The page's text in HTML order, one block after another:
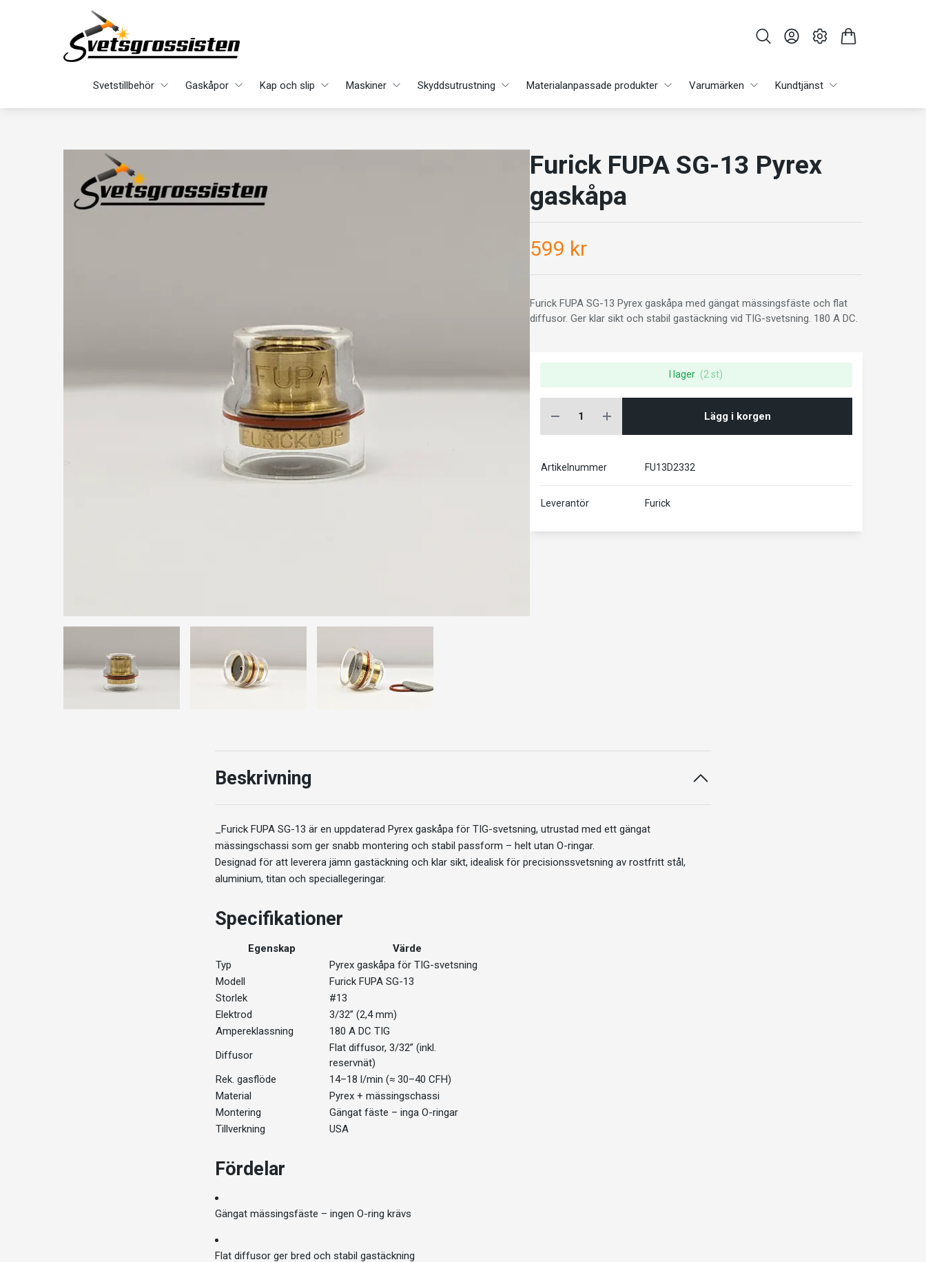
Svetstillbehör Gaskåpor Kap och slip Maskiner Skyddsutrustning Materialanpassade produkter Varumärken Kundtjänst
Furick FUPA SG-13 Pyrex
gaskåpa
599 kr
Furick FUPA SG-13 Pyrex gaskåpa med gängat mässingsfäste och flat
diffusor. Ger klar sikt och stabil gastäckning vid TIG-svetsning. 180 A DC.
I lager (2 st)
Lägg i korgen
Artikelnummer FU13D2332
Leverantör Furick
Beskrivning
_Furick FUPA SG-13 är en uppdaterad Pyrex gaskåpa för TIG-svetsning, utrustad med ett gängat
mässingschassi som ger snabb montering och stabil passform – helt utan O-ringar.
Designad för att leverera jämn gastäckning och klar sikt, idealisk för precisionssvetsning av rostfritt stål,
aluminium, titan och speciallegeringar.
Specifikationer
Egenskap
Värde
Typ
Pyrex gaskåpa för TIG-svetsning
Modell
Furick FUPA SG-13
Storlek
#13
Elektrod
3/32” (2,4 mm)
Ampereklassning
180 A DC TIG
Diffusor
Flat diffusor, 3/32” (inkl.
reservnät)
Rek. gasflöde
14–18 l/min (≈ 30–40 CFH)
Material
Pyrex + mässingschassi
Montering
Gängat fäste – inga O-ringar
Tillverkning
USA
Fördelar
Gängat mässingsfäste – ingen O-ring krävs
Flat diffusor ger bred och stabil gastäckning